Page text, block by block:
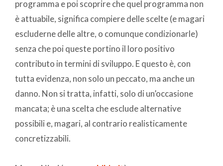
programma e poi scoprire che quel programma non
è attuabile, significa compiere delle scelte (e magari
escluderne delle altre, o comunque condizionarle)
senza che poi queste portino il loro positivo
contributo in termini di sviluppo. E questo è, con
tutta evidenza, non solo un peccato, ma anche un
danno. Non si tratta, infatti, solo di un’occasione
mancata; è una scelta che esclude alternative
possibili e, magari, al contrario realisticamente
concretizzabili.